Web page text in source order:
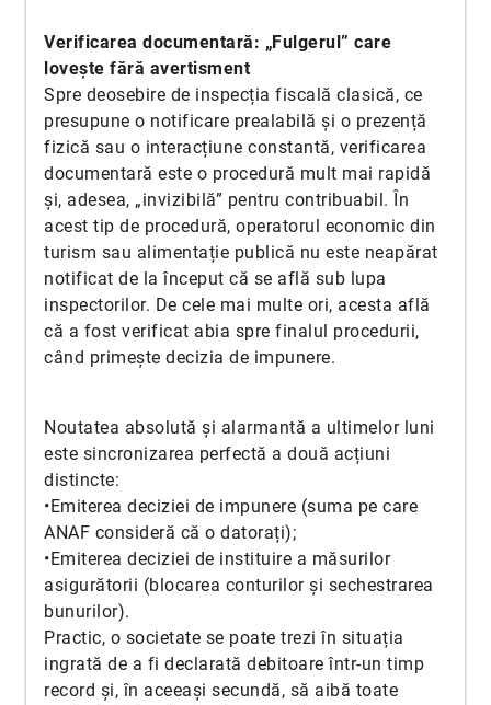
Verificarea documentară: „Fulgerul” care
lovește fără avertisment
Spre deosebire de inspecția fiscală clasică, ce
presupune o notificare prealabilă și o prezență
fizică sau o interacțiune constantă, verificarea
documentară este o procedură mult mai rapidă
și, adesea, „invizibilă” pentru contribuabil. În
acest tip de procedură, operatorul economic din
turism sau alimentație publică nu este neapărat
notificat de la început că se află sub lupa
inspectorilor. De cele mai multe ori, acesta află
că a fost verificat abia spre finalul procedurii,
când primește decizia de impunere.
Noutatea absolută și alarmantă a ultimelor luni
este sincronizarea perfectă a două acțiuni
distincte:
•Emiterea deciziei de impunere (suma pe care
ANAF consideră că o datorați);
•Emiterea deciziei de instituire a măsurilor
asigurătorii (blocarea conturilor și sechestrarea
bunurilor).
Practic, o societate se poate trezi în situația
ingrată de a fi declarată debitoare într-un timp
record și, în aceeași secundă, să aibă toate